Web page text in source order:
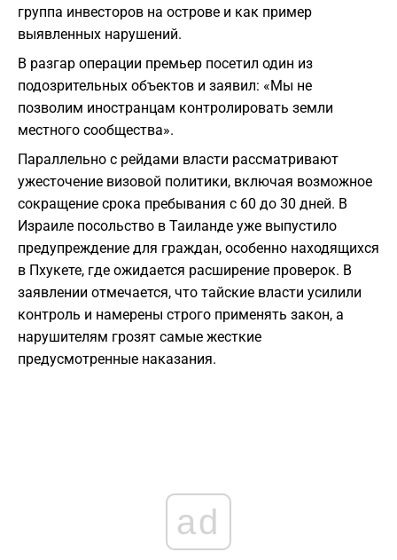
группа инвесторов на острове и как пример
выявленных нарушений.
В разгар операции премьер посетил один из
подозрительных объектов и заявил: «Мы не
позволим иностранцам контролировать земли
местного сообщества».
Параллельно с рейдами власти рассматривают
ужесточение визовой политики, включая возможное
сокращение срока пребывания с 60 до 30 дней. В
Израиле посольство в Таиланде уже выпустило
предупреждение для граждан, особенно находящихся
в Пхукете, где ожидается расширение проверок. В
заявлении отмечается, что тайские власти усилили
контроль и намерены строго применять закон, а
нарушителям грозят самые жесткие
предусмотренные наказания.
ad